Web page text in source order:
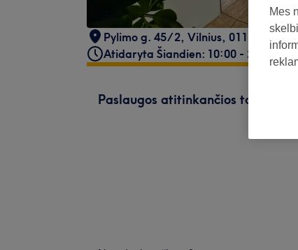
Pylimo g. 45/2, Vilnius, 01137
Atidaryta Šiandien: 10:00 - 21:00
Paslaugos atitinkančios tavo
Mes